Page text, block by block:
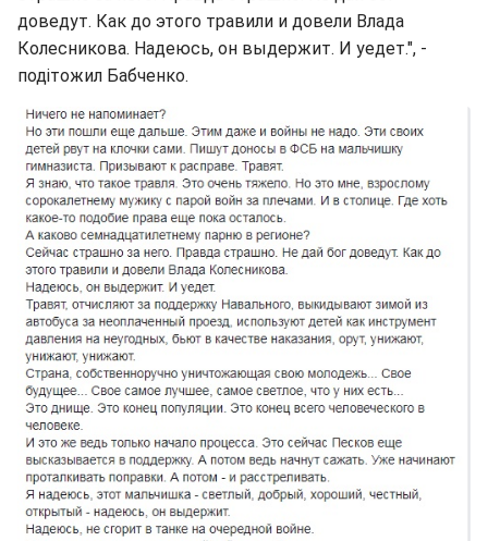
доведут. Как до этого травили и довели Влада
Колесникова. Надеюсь, он выдержит. И уедет.", -
подітожил Бабченко.